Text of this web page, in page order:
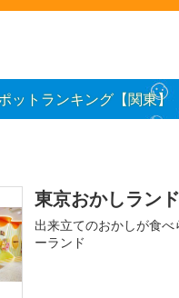
ットランキング【関東】
東京おかしラン
出来立てのおかしが食
ーランド